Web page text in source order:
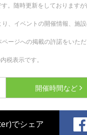
。随時更新をしております
、イベントの開催情報、施
ージへの掲載の許諾をいた
税表示です。
開催時間など
でシェア